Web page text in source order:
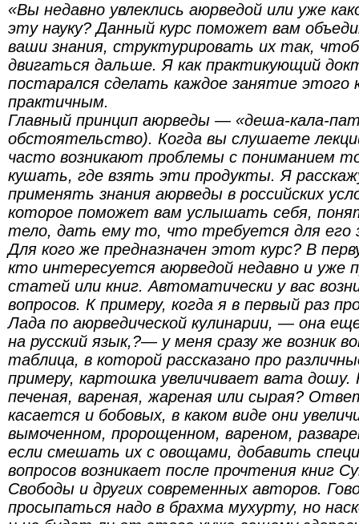
«Вы недавно увлеклись аюрведой или уже
эту науку? Данный курс поможет вам
ваши знания, структурировать их так,
двигаться дальше. Я как практикующий
постарался сделать каждое занятие этого
практичным.
Главный принцип аюрведы — «деша-кала-
обстоятельство). Когда вы слушаете
часто возникают проблемы с пониманием
кушать, где взять эти продукты. Я
применять знания аюрведы в российских
которое поможет вам услышать себя,
тело, дать ему то, что требуется для его
Для кого же предназначен этот курс? В
кто интересуется аюрведой недавно и уже
статей или книг. Автоматически у вас
вопросов. К примеру, когда я в первый раз
Лада по аюрведической кулинарии, — она
на русский язык,?— у меня сразу же возник
таблица, в которой рассказано про
примеру, картошка увеличивает вата дошу.
печеная, вареная, жареная или сырая?
касается и бобовых, в каком виде они
вымоченном, пророщенном, вареном,
если смешать их с овощами, добавить
вопросов возникает после прочтения книг
Свободы и других современных авторов.
просыпаться надо в брахма мухурту, но